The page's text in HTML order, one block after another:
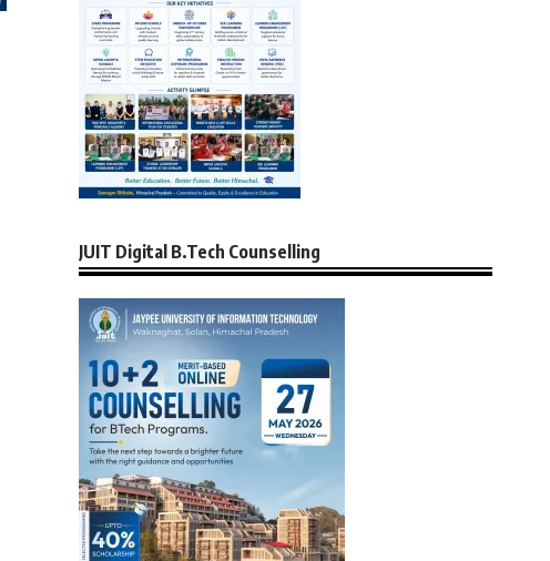
JUIT Digital B.Tech Counselling